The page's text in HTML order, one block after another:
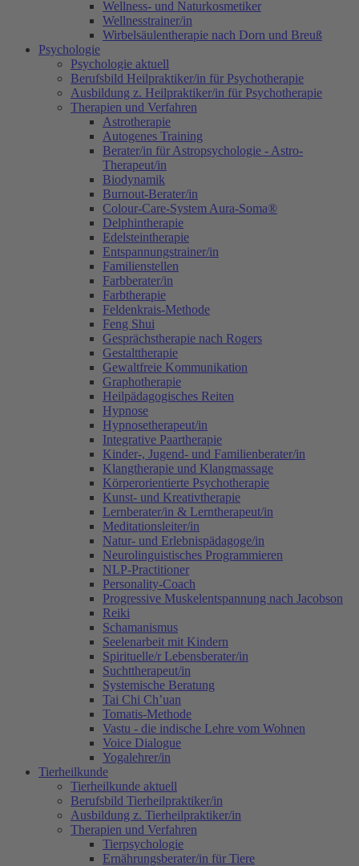
Wellness- und Naturkosmetiker
Wellnesstrainer/in
Wirbelsäulentherapie nach Dorn und Breuß
Psychologie
Psychologie aktuell
Berufsbild Heilpraktiker/in für Psychotherapie
Ausbildung z. Heilpraktiker/in für Psychotherapie
Therapien und Verfahren
Astrotherapie
Autogenes Training
Berater/in für Astropsychologie - Astro-
Therapeut/in
Biodynamik
Burnout-Berater/in
Colour-Care-System Aura-Soma®
Delphintherapie
Edelsteintherapie
Entspannungstrainer/in
Familienstellen
Farbberater/in
Farbtherapie
Feldenkrais-Methode
Feng Shui
Gesprächstherapie nach Rogers
Gestalttherapie
Gewaltfreie Kommunikation
Graphotherapie
Heilpädagogisches Reiten
Hypnose
Hypnosetherapeut/in
Integrative Paartherapie
Kinder-, Jugend- und Familienberater/in
Klangtherapie und Klangmassage
Körperorientierte Psychotherapie
Kunst- und Kreativtherapie
Lernberater/in & Lerntherapeut/in
Meditationsleiter/in
Natur- und Erlebnispädagoge/in
Neurolinguistisches Programmieren
NLP-Practitioner
Personality-Coach
Progressive Muskelentspannung nach Jacobson
Reiki
Schamanismus
Seelenarbeit mit Kindern
Spirituelle/r Lebensberater/in
Suchttherapeut/in
Systemische Beratung
Tai Chi Ch’uan
Tomatis-Methode
Vastu - die indische Lehre vom Wohnen
Voice Dialogue
Yogalehrer/in
Tierheilkunde
Tierheilkunde aktuell
Berufsbild Tierheilpraktiker/in
Ausbildung z. Tierheilpraktiker/in
Therapien und Verfahren
Tierpsychologie
Ernährungsberater/in für Tiere